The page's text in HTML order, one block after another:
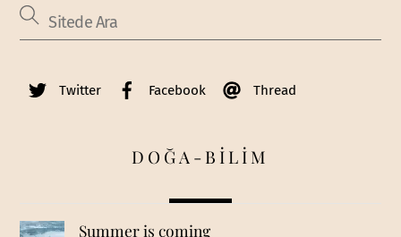
Twitter Facebook Thread
DOĞA-BİLİM
Summer is coming